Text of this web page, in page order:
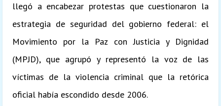
llegó a encabezar protestas que cuestionaron la
estrategia de seguridad del gobierno federal: el
Movimiento por la Paz con Justicia y Dignidad
(MPJD), que agrupó y representó la voz de las
víctimas de la violencia criminal que la retórica
oficial había escondido desde 2006.